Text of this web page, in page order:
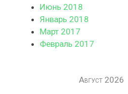
Июнь 2018
Январь 2018
Март 2017
Февраль 2017
Август 2026